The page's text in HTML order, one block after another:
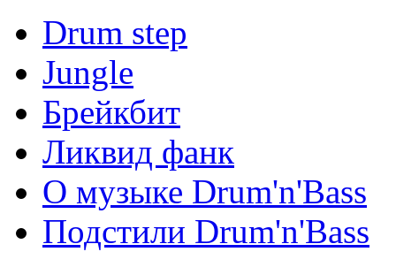
Drum step
Jungle
Брейкбит
Ликвид фанк
О музыке Drum'n'Bass
Подстили Drum'n'Bass